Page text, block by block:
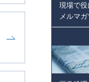
現場で
メルマ